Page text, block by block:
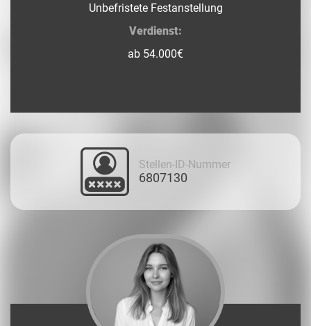
Unbefristete Festanstellung
Verdienst:
ab 54.000€
Stellen-ID-Nummer
6807130